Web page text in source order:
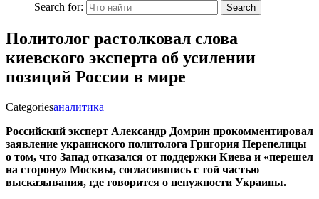
Search for:
Search
Политолог растолковал слова
киевского эксперта об усилении
позиций России в мире
Categoriesаналитика
Российский эксперт Александр Домрин прокомментировал
заявление украинского политолога Григория Перепелицы
о том, что Запад отказался от поддержки Киева и «перешел
на сторону» Москвы, согласившись с той частью
высказывания, где говорится о ненужности Украины.